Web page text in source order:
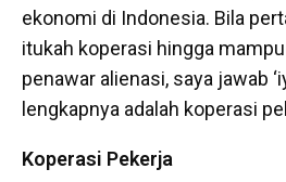
ekonomi di Indonesia. Bila
itukah koperasi hingga
penawar alienasi, saya jawab
lengkapnya adalah koperasi
Koperasi Pekerja